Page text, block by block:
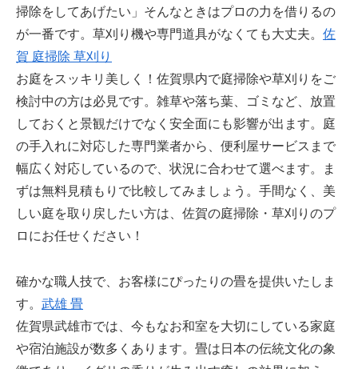
掃除をしてあげたい」そんなときはプロの力を借りるの
が一番です。草刈り機や専門道具がなくても大丈夫。 佐
賀 庭掃除 草刈り
お庭をスッキリ美しく！佐賀県内で庭掃除や草刈りをご
検討中の方は必見です。雑草や落ち葉、ゴミなど、放置
しておくと景観だけでなく安全面にも影響が出ます。庭
の手入れに対応した専門業者から、便利屋サービスまで
幅広く対応しているので、状況に合わせて選べます。ま
ずは無料見積もりで比較してみましょう。手間なく、美
しい庭を取り戻したい方は、佐賀の庭掃除・草刈りのプ
ロにお任せください！
確かな職人技で、お客様にぴったりの畳を提供いたしま
す。 武雄 畳
佐賀県武雄市では、今もなお和室を大切にしている家庭
や宿泊施設が数多くあります。畳は日本の伝統文化の象